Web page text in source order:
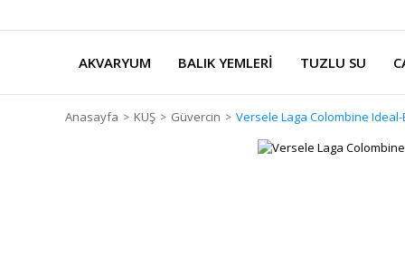
AKVARYUM BALIK YEMLERİ TUZLU SU
Anasayfa KUŞ Güvercin Versele Laga Colombine Ideal-